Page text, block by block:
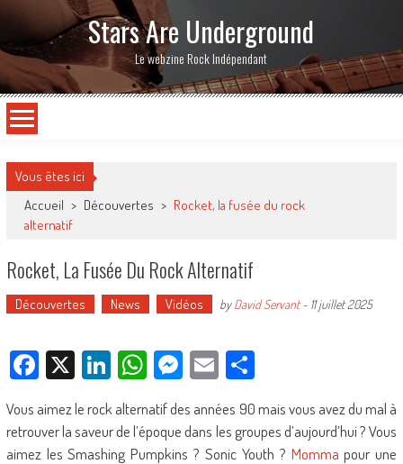
Stars Are Underground
Le webzine Rock Indépendant
Vous êtes ici
Accueil > Découvertes > Rocket, la fusée du rock
alternatif
Rocket, La Fusée Du Rock Alternatif
Découvertes News Vidéos byDavid Servant- 11 juillet 2025
Facebook
X LinkedIn
WhatsApp
Messenger
EmailPartager
Vous aimez le rock alternatif des années 90 mais vous avez du mal à
retrouver la saveur de l’époque dans les groupes d’aujourd’hui ? Vous
aimez les Smashing Pumpkins ? Sonic Youth ? Momma pour une